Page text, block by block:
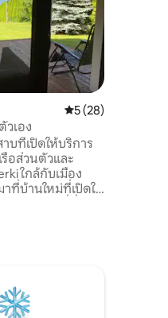
คะแนนเฉลี่ย 5 จาก
5 (28)
เอง
บที่เปิดให้บริการ
อส่วนตัวและ
ใกล้กับเมือง
ที่บ้านใหม่ที่เปิดให้
ยู่ในสถานที่ที่มี
ตโน นาเตอร์สกี
ระฉับกระเฉงหรือ